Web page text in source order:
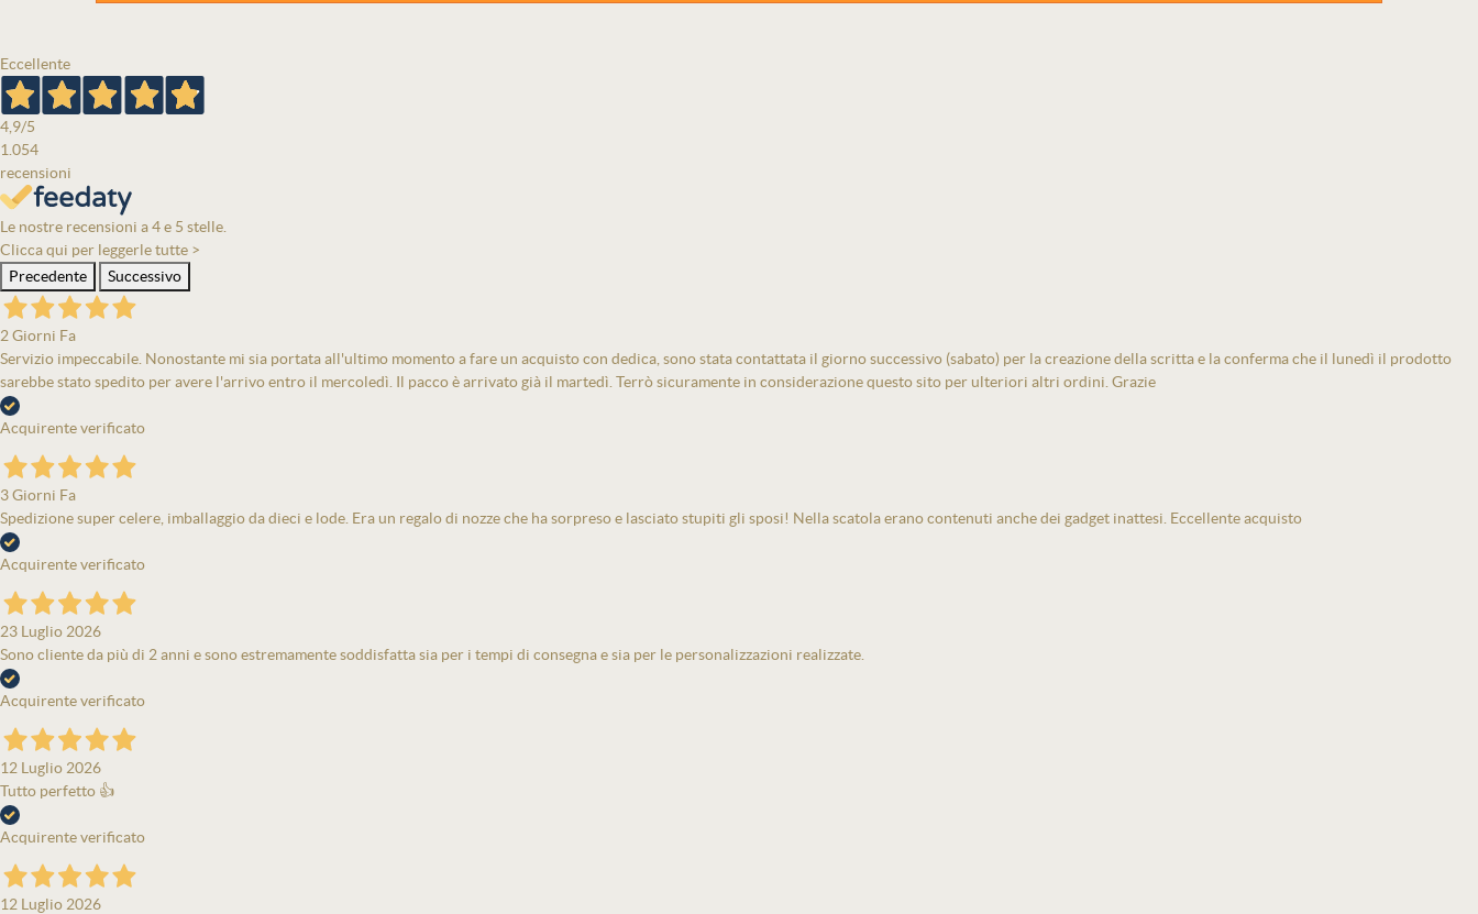
Eccellente
4,9/5
1.054
recensioni
Le nostre recensioni a 4 e 5 stelle.
Clicca qui per leggerle tutte >
Precedente
Successivo
2 Giorni Fa
Servizio impeccabile. Nonostante mi sia portata all'ultimo momento a fare un acquisto con dedica, sono stata contattata il giorno successivo (sabato) per la creazione della scritta e la conferma che il lunedì il prodotto
sarebbe stato spedito per avere l'arrivo entro il mercoledì. Il pacco è arrivato già il martedì. Terrò sicuramente in considerazione questo sito per ulteriori altri ordini. Grazie
Acquirente verificato
3 Giorni Fa
Spedizione super celere, imballaggio da dieci e lode. Era un regalo di nozze che ha sorpreso e lasciato stupiti gli sposi! Nella scatola erano contenuti anche dei gadget inattesi. Eccellente acquisto
Acquirente verificato
23 Luglio 2026
Sono cliente da più di 2 anni e sono estremamente soddisfatta sia per i tempi di consegna e sia per le personalizzazioni realizzate.
Acquirente verificato
12 Luglio 2026
Tutto perfetto 👍
Acquirente verificato
12 Luglio 2026